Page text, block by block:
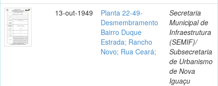
13-out-1949
Planta 22-49-
Desmembramento
Bairro Duque
Estrada; Rancho
Novo; Rua Ceará;
Secretaria
Municipal de
Infraestrutura
(SEMIF)/
Subsecretaria
de Urbanismo
de Nova
Iguaçu